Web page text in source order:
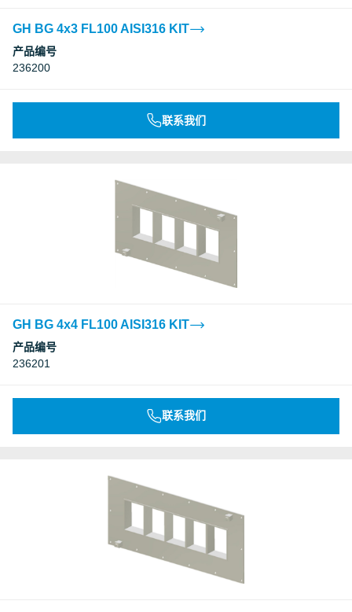
GH BG 4x3 FL100 AISI316 KIT
产品编号
236200
联系我们
GH BG 4x4 FL100 AISI316 KIT
产品编号
236201
联系我们